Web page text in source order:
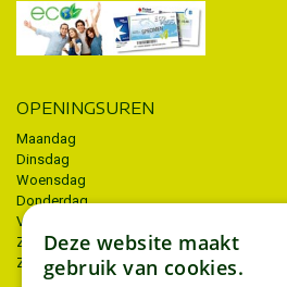
OPENINGSUREN
Maandag
Dinsdag
Woensdag
Donderdag
Vrijdag
Zaterdag
Zondag
Deze website maakt
gebruik van cookies.